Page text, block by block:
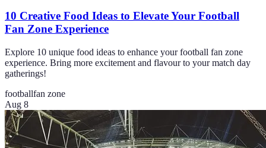
10 Creative Food Ideas to Elevate Your Football
Fan Zone Experience
Explore 10 unique food ideas to enhance your football fan zone
experience. Bring more excitement and flavour to your match day
gatherings!
footballfan zone
Aug 8